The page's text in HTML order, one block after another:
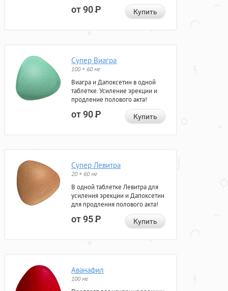
от 90Р Купить
Супер Виагра
100 + 60 мг
Виагра и Дапоксетин в одной
таблетке. Усиление эрекции и
продление полового акта!
от 90Р Купить
Супер Левитра
20 + 60 мг
В одной таблетке Левитра для
усиления эрекции и Дапоксетин
для продления полового акта!
от 95Р Купить
Аванафил
100 мг